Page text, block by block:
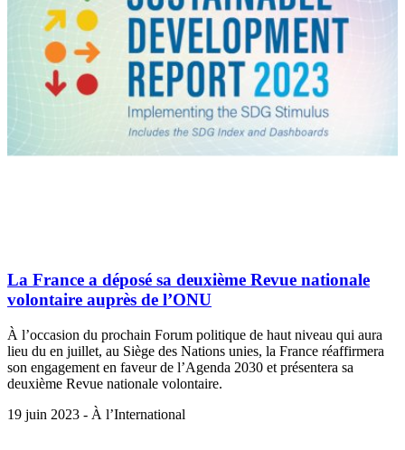
La France a déposé sa deuxième Revue nationale
volontaire auprès de l’ONU
À l’occasion du prochain Forum politique de haut niveau qui aura
lieu du en juillet, au Siège des Nations unies, la France réaffirmera
son engagement en faveur de l’Agenda 2030 et présentera sa
deuxième Revue nationale volontaire.
19 juin 2023 - À l’International